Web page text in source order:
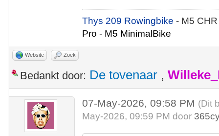
Thys 209 Rowingbike- M5
Pro - M5 MinimalBike
Website Zoek
Bedankt door: De tovenaar ,
07-May-2026, 09:58 PM (Dit
May-2026, 09:59 PM door